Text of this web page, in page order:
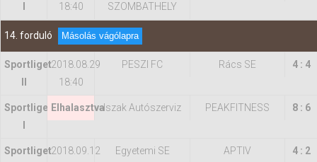
18:40
SZOMBATHELY
14. forduló Másolás vágólapra
Sportliget2018.08.29
18:40
PESZI FC Rács SE 4 : 4
Sportliget ElhalasztvaIszak Autószerviz PEAKFITNESS 8 : 6
Sportliget2018.09.12
Egyetemi SE APTIV 4 : 2